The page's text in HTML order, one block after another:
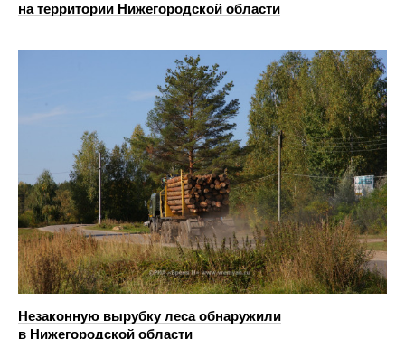
на территории Нижегородской области
Незаконную вырубку леса обнаружили
в Нижегородской области